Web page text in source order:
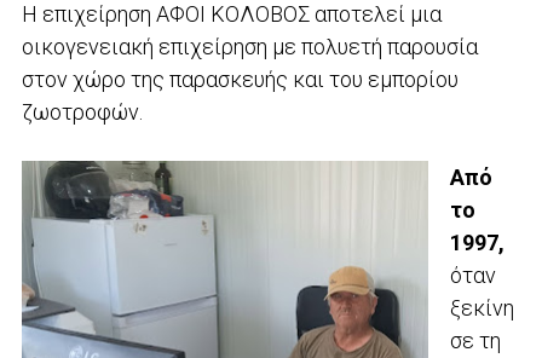
Η επιχείρηση ΑΦΟΙ ΚΟΛΟΒΟΣ αποτελεί μια
οικογενειακή επιχείρηση με πολυετή παρουσία
στον χώρο της παρασκευής και του εμπορίου
ζωοτροφών.
Από
το
1997,
όταν
ξεκίνη
σε τη